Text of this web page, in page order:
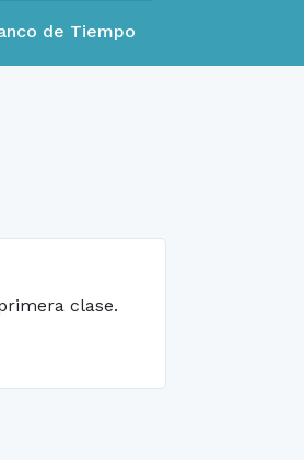
de Tiempo
clase.